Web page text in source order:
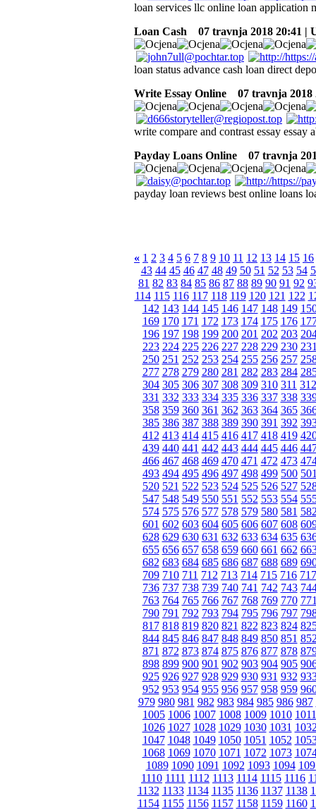
loan services llc online loan application
Loan Cash
07 travnja 2018 20:41 |
loan status advance cash loan direct
Write Essay Online
07 travnja 2018
write compare and contrast essay essay
Payday Loans Online
07 travnja
payday loan reviews best online loans
« 1 2 3 4 5 6 7 8 9 10 11 12 13 14 15 16
43 44 45 46 47 48 49 50 51 52 53 54
81 82 83 84 85 86 87 88 89 90 91 92
114 115 116 117 118 119 120 121 122
142 143 144 145 146 147 148 149
169 170 171 172 173 174 175 176
196 197 198 199 200 201 202 203
223 224 225 226 227 228 229 230
250 251 252 253 254 255 256 257
277 278 279 280 281 282 283 284
304 305 306 307 308 309 310 311 312
331 332 333 334 335 336 337 338
358 359 360 361 362 363 364 365
385 386 387 388 389 390 391 392
412 413 414 415 416 417 418 419
439 440 441 442 443 444 445 446
466 467 468 469 470 471 472 473
493 494 495 496 497 498 499 500
520 521 522 523 524 525 526 527
547 548 549 550 551 552 553 554
574 575 576 577 578 579 580 581
601 602 603 604 605 606 607 608
628 629 630 631 632 633 634 635
655 656 657 658 659 660 661 662
682 683 684 685 686 687 688 689
709 710 711 712 713 714 715 716 717
736 737 738 739 740 741 742 743
763 764 765 766 767 768 769 770
790 791 792 793 794 795 796 797
817 818 819 820 821 822 823 824
844 845 846 847 848 849 850 851
871 872 873 874 875 876 877 878
898 899 900 901 902 903 904 905
925 926 927 928 929 930 931 932
952 953 954 955 956 957 958 959
979 980 981 982 983 984 985 986 987
1005 1006 1007 1008 1009 1010 1011
1026 1027 1028 1029 1030 1031
1047 1048 1049 1050 1051 1052
1068 1069 1070 1071 1072 1073
1089 1090 1091 1092 1093 1094
1110 1111 1112 1113 1114 1115 1116
1132 1133 1134 1135 1136 1137 1138
1154 1155 1156 1157 1158 1159 1160